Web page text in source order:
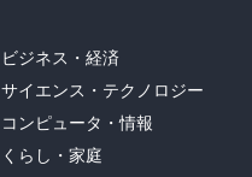
ビジネス・経済
サイエンス・テクノロジー
コンピュータ・情報
くらし・家庭